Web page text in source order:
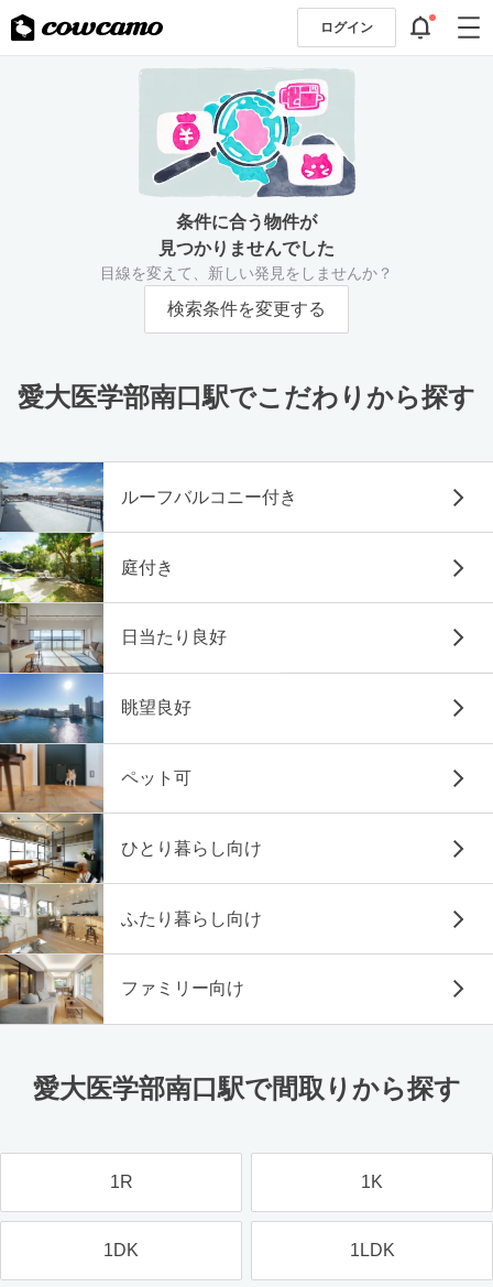
ログイン
条件に合う物件が
見つかりませんでした
目線を変えて、新しい発見をしませんか？
検索条件を変更する
愛大医学部南口駅でこだわりから探す
ルーフバルコニー付き
庭付き
日当たり良好
眺望良好
ペット可
ひとり暮らし向け
ふたり暮らし向け
ファミリー向け
愛大医学部南口駅で間取りから探す
1R 1K
1DK 1LDK